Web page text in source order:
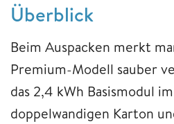
Überblick
Beim Auspacken merkt
Premium-Modell sauber
das 2,4 kWh Basismodul
doppelwandigen Karton